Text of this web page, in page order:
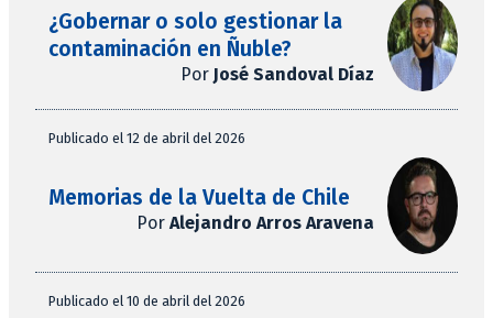
¿Gobernar o solo gestionar la
contaminación en Ñuble?
Por José Sandoval Díaz
Publicado el 12 de abril del 2026
Memorias de la Vuelta de Chile
Por Alejandro Arros Aravena
Publicado el 10 de abril del 2026